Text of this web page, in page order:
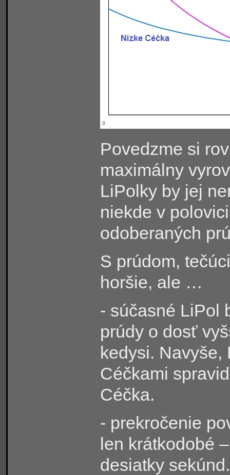
Povedzme si
maximálny
LiPolky by jej
niekde v
odoberaných
S prúdom,
horšie, ale …
- súčasné LiPol
prúdy o dosť
kedysi. Navyše,
Céčkami
Céčka.
- prekročenie
len krátkodobé
desiatky sekúnd.